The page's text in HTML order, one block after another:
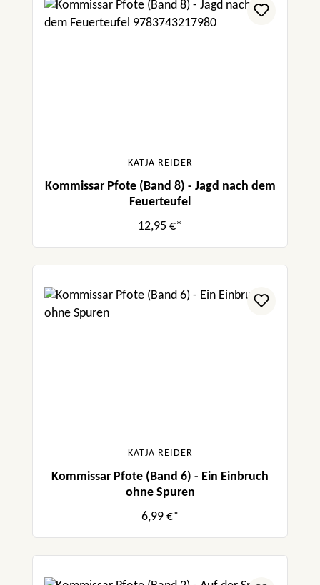
KATJA REIDER
Kommissar Pfote (Band 8) - Jagd nach dem
Feuerteufel
12,95 €*
KATJA REIDER
Kommissar Pfote (Band 6) - Ein Einbruch
ohne Spuren
6,99 €*